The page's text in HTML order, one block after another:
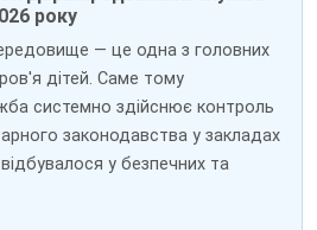
року
— це одна з головних
дітей. Саме тому
системно здійснює контроль
законодавства у закладах
у безпечних та